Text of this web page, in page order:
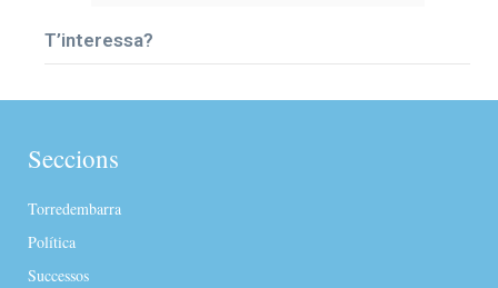
T’interessa?
Seccions
Torredembarra
Política
Successos